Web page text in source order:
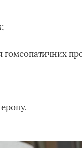
гомеопатичних